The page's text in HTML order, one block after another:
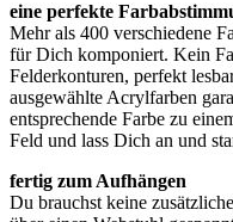
eine perfekte
Mehr als 400 verschiedene
für Dich komponiert. Kein
Felderkonturen, perfekt
ausgewählte Acrylfarben
entsprechende Farbe zu
Feld und lass Dich an und
fertig zum Aufhängen
Du brauchst keine